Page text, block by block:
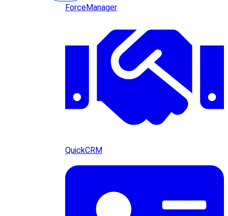
ForceManager
QuickCRM